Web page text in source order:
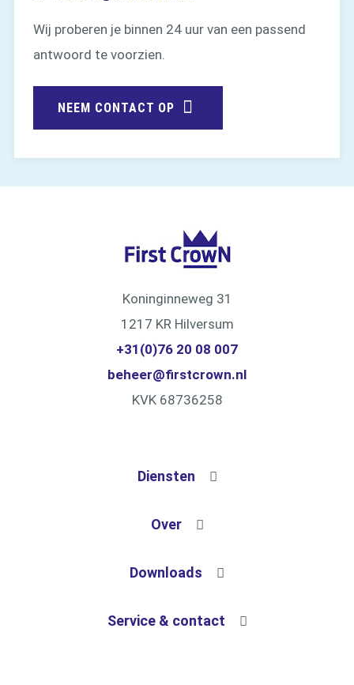
Wij proberen je binnen 24 uur van een passend
antwoord te voorzien.
NEEM CONTACT OP
Koninginneweg 31
1217 KR Hilversum
+31(0)76 20 08 007
beheer@firstcrown.nl
KVK 68736258
Diensten
Bouw- & Projectmanagement
Over
Downloads
Service & contact